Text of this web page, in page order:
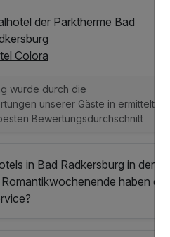
der Parktherme Bad
Colora
wurde durch die
unserer Gäste in ermittelt und
Bewertungsdurchschnitt
in Bad Radkersburg in der
haben den